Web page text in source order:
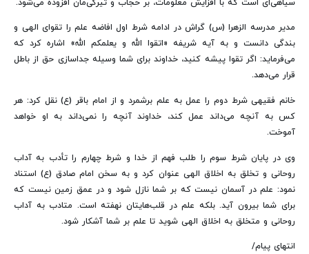
سیاهی‌ای است که با افزایش معلومات، بر حجاب و تیرگی‌مان افزوده می‌شود.
مدیر مدرسه الزهرا (س) گراش در ادامه شرط اول افاضه علم را تقوای الهی و
بندگی دانست و به آیه شریفه «اتقوا الله و یعلمکم الله» اشاره کرد که
می‌فرماید: اگر تقوا پیشه کنید، خداوند برای شما وسیله جداسازی حق از باطل
قرار می‌دهد.
خانم فقیهی شرط دوم را عمل به علم برشمرد و از امام باقر (ع) نقل کرد: هر
کس به آنچه می‌داند عمل کند، خداوند آنچه را نمی‌داند به او خواهد
آموخت.
وی در پایان شرط سوم را طلب فهم از خدا و شرط چهارم را تأدب به آداب
روحانی و تخلق به اخلاق الهی عنوان کرد و به سخن امام صادق (ع) استناد
نمود: علم در آسمان نیست که بر شما نازل شود و در عمق زمین نیست که
برای شما بیرون آید. بلکه علم در قلب‌هایتان نهفته است. متادب به آداب
روحانی و متخلق به اخلاق الهی شوید تا علم بر شما آشکار شود.
انتهای پیام/